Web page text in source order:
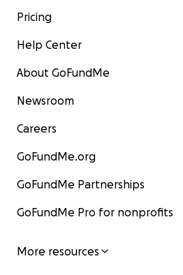
Pricing
Help Center
About GoFundMe
Newsroom
Careers
GoFundMe.org
GoFundMe Partnerships
GoFundMe Pro for nonprofits
More resources